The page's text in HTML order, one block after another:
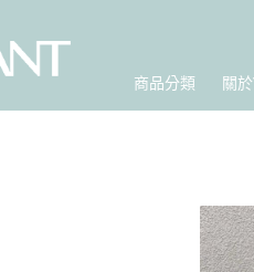
商品分類 關